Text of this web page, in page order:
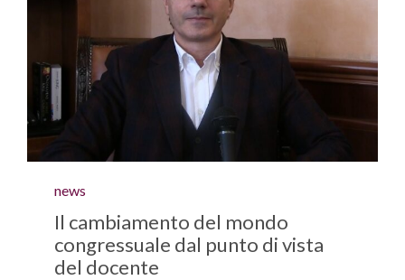
Category
news
Il cambiamento del mondo
congressuale dal punto di vista
del docente